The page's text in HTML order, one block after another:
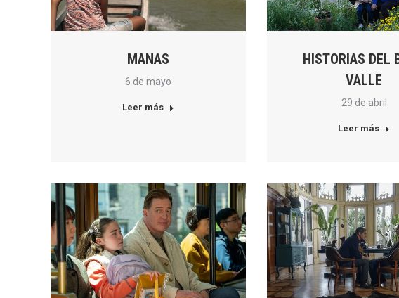
MANAS
6 de mayo
Leer más
HISTORIAS DEL
VALLE
29 de abril
Leer más